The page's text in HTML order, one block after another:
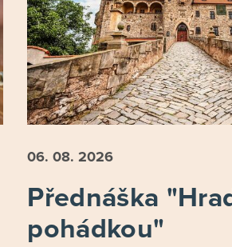
06. 08.2026
Přednáška
pohádkou"